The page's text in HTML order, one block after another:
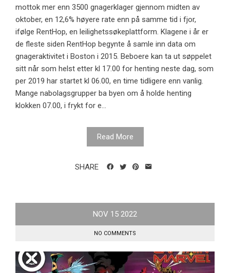
mottok mer enn 3500 gnagerklager gjennom midten av
oktober, en 12,6% høyere rate enn på samme tid i fjor,
ifølge RentHop, en leilighetssøkeplattform. Klagene i år er
de fleste siden RentHop begynte å samle inn data om
gnageraktivitet i Boston i 2015. Beboere kan ta ut søppelet
sitt når som helst etter kl 17.00 for henting neste dag, som
per 2019 har startet kl 06.00, en time tidligere enn vanlig.
Mange nabolagsgrupper ba byen om å holde henting
klokken 07.00, i frykt for e...
Read More
SHARE
NOV 15 2022
NO COMMENTS